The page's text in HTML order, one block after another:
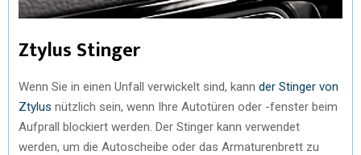
Ztylus Stinger
Wenn Sie in einen Unfall verwickelt sind, kann der Stinger von
Ztylus nützlich sein, wenn Ihre Autotüren oder -fenster beim
Aufprall blockiert werden. Der Stinger kann verwendet
werden, um die Autoscheibe oder das Armaturenbrett zu